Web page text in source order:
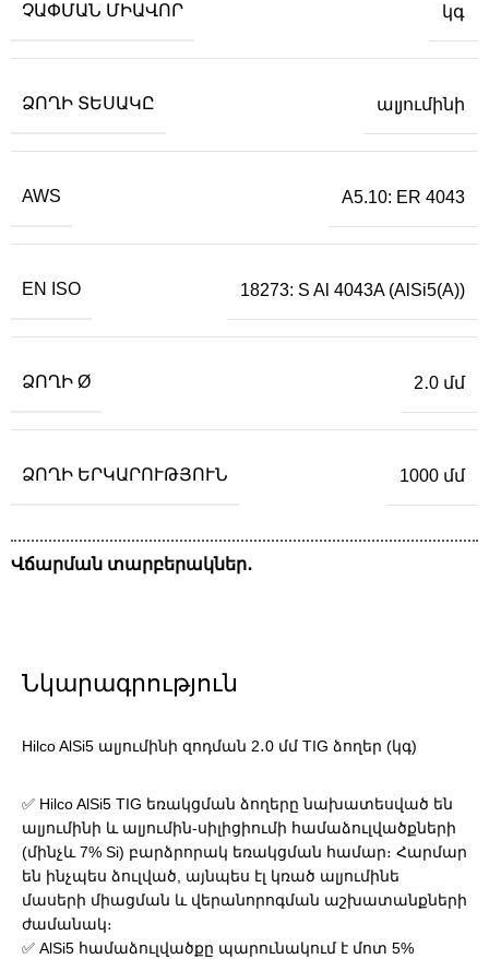
ՉԱՓՄԱՆ ՄԻԱՎՈՐ կգ
ՁՈՂԻ ՏԵՍԱԿԸ ալյումինի
AWS A5.10: ER 4043
EN ISO 18273: S Al 4043A (AlSi5(A))
ՁՈՂԻ Ø 2․0 մմ
ՁՈՂԻ ԵՐԿԱՐՈՒԹՅՈՒՆ 1000 մմ
Վճարման տարբերակներ․
Նկարագրություն
Hilco AlSi5 ալյումինի զոդման 2․0 մմ TIG ձողեր (կգ)
✅ Hilco AlSi5 TIG եռակցման ձողերը նախատեսված են
ալյումինի և ալյումին-սիլիցիումի համաձուլվածքների
(մինչև 7% Si) բարձրորակ եռակցման համար։ Հարմար
են ինչպես ձուլված, այնպես էլ կռած ալյումինե
մասերի միացման և վերանորոգման աշխատանքների
ժամանակ։
✅ AlSi5 համաձուլվածքը պարունակում է մոտ 5%